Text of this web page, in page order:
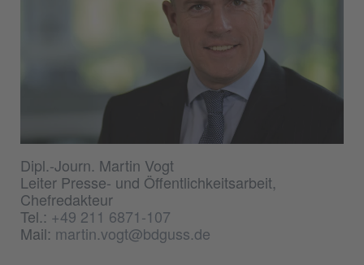
Dipl.-Journ. Martin Vogt
Leiter Presse- und Öffentlichkeitsarbeit,
Chefredakteur
Tel.: +49 211 6871-107
Mail: martin.vogt@bdguss.de